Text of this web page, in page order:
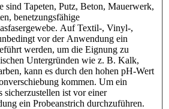
sind Tapeten, Putz, Beton, Mauerwerk,
benetzungsfähige
Auf Textil-, Vinyl-,
vor der Anwendung ein
werden, um die Eignung zu
Untergründen wie z. B. Kalk,
kann es durch den hohen pH-Wert
kommen. Um ein
sicherzustellen ist vor einer
ein Probeanstrich durchzuführen.